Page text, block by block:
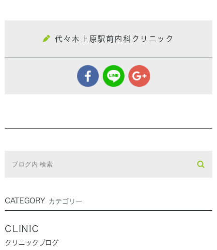
代々木上原駅前内科クリニック
CATEGORY カテゴリー
CLINIC
クリニックブログ